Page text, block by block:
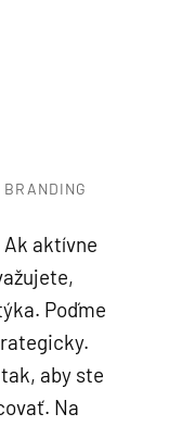
BRANDING
aktívne
Poďme
aby ste
Na